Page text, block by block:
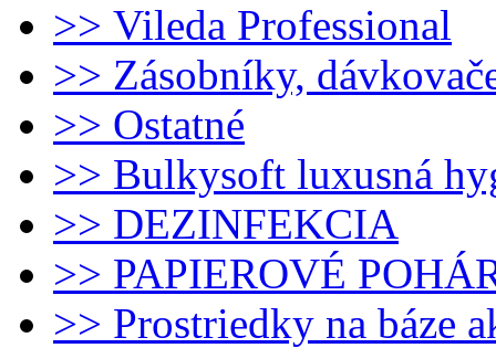
>> Vileda Professional
>> Zásobníky,
>> Ostatné
>> Bulkysoft luxusná
>> DEZINFEKCIA
>> PAPIEROVÉ
>> Prostriedky na báze